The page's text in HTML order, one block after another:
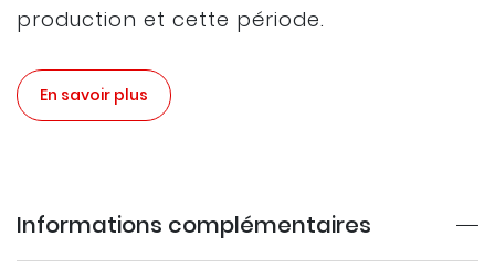
production et cette période.
En savoir plus
Informations complémentaires